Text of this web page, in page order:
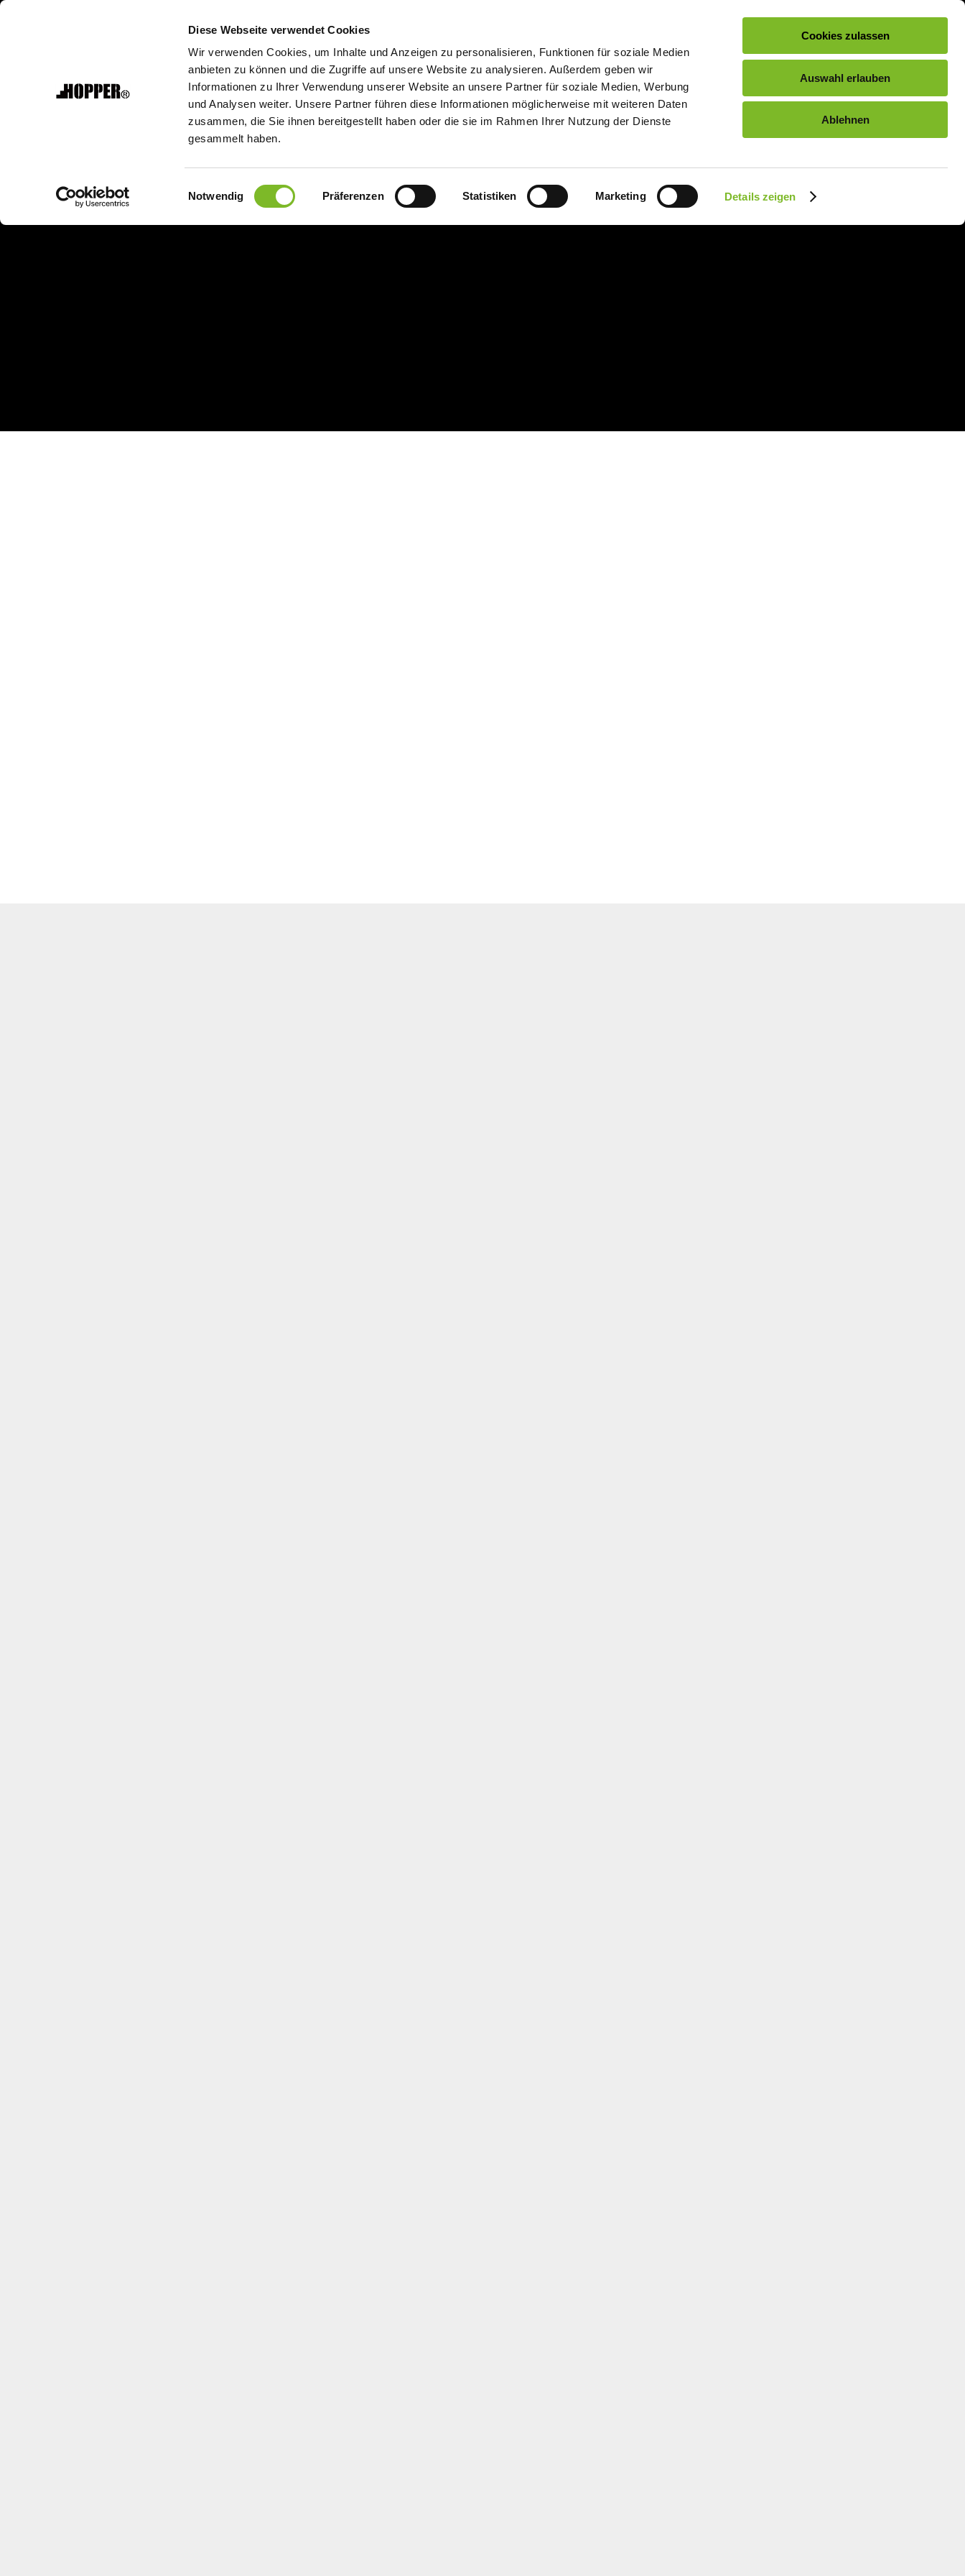
Diese Webseite verwendet Cookies
Wir verwenden Cookies, um Inhalte und Anzeigen zu personalisieren, Funktionen für soziale Medien
anbieten zu können und die Zugriffe auf unsere Website zu analysieren. Außerdem geben wir
Informationen zu Ihrer Verwendung unserer Website an unsere Partner für soziale Medien, Werbung
und Analysen weiter. Unsere Partner führen diese Informationen möglicherweise mit weiteren Daten
zusammen, die Sie ihnen bereitgestellt haben oder die sie im Rahmen Ihrer Nutzung der Dienste
gesammelt haben.
Einwilligungsauswahl
Notwendig Präferenzen Statistiken Marketing Details zeigen
Cookies zulassen
Auswahl erlauben
Ablehnen
Skip
HOPPER HOPPERPAD HOPPER SHOP ABOUT US PARTNERS NEWS